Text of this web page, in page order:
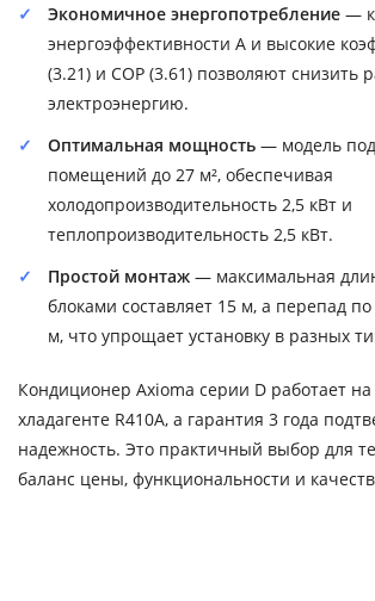
Экономичное энергопотребление —
энергоэффективности A и высокие
(3.21) и COP (3.61) позволяют снизить
электроэнергию.
Оптимальная мощность — модель
помещений до 27 м², обеспечивая
холодопроизводительность 2,5 кВт и
теплопроизводительность 2,5 кВт.
Простой монтаж — максимальная
блоками составляет 15 м, а перепад
м, что упрощает установку в разных
Кондиционер Axioma серии D работает
хладагенте R410A, а гарантия 3 года
надежность. Это практичный выбор для
баланс цены, функциональности и